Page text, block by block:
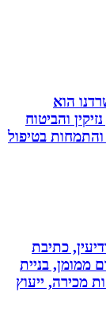
בטיפול
כתיבת
בניית
ייעוץ